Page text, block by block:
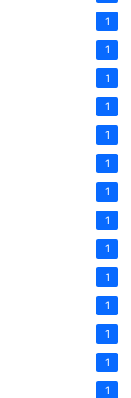
1
1
1
1
1
1
1
1
1
1
1
1
1
1